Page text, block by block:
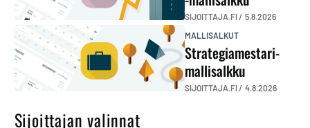
SIJOITTAJA.FI / 5.8.2026
MALLISALKUT
Strategiamestari-
mallisalkku
SIJOITTAJA.FI / 4.8.2026
Sijoittajan valinnat